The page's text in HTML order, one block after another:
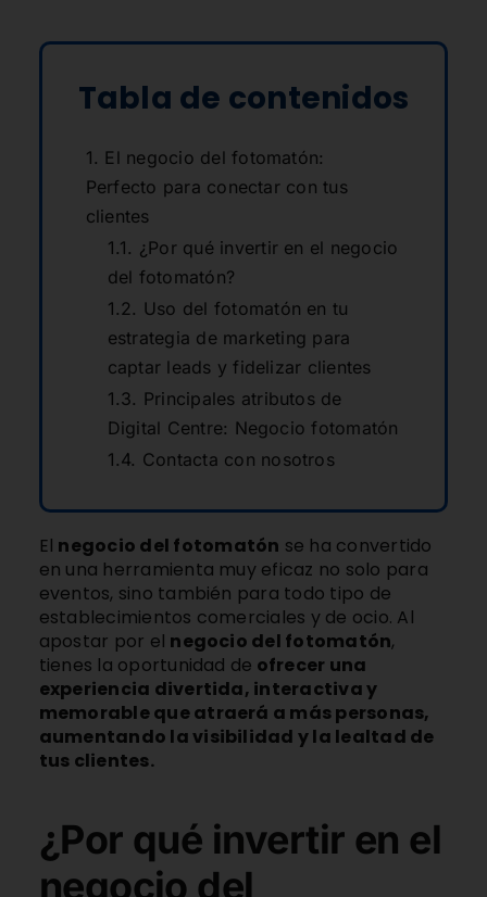
Tabla de contenidos
El negocio del fotomatón:
Perfecto para conectar con tus
clientes
¿Por qué invertir en el negocio
del fotomatón?
Uso del fotomatón en tu
estrategia de marketing para
captar leads y fidelizar clientes
Principales atributos de
Digital Centre: Negocio fotomatón
Contacta con nosotros
El negocio del fotomatón se ha convertido
en una herramienta muy eficaz no solo para
eventos, sino también para todo tipo de
establecimientos comerciales y de ocio. Al
apostar por el negocio del fotomatón,
tienes la oportunidad de ofrecer una
experiencia divertida, interactiva y
memorable que atraerá a más personas,
aumentando la visibilidad y la lealtad de
tus clientes.
¿Por qué invertir en el
negocio del